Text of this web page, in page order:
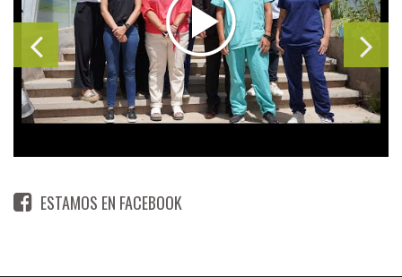
ESTAMOS EN FACEBOOK